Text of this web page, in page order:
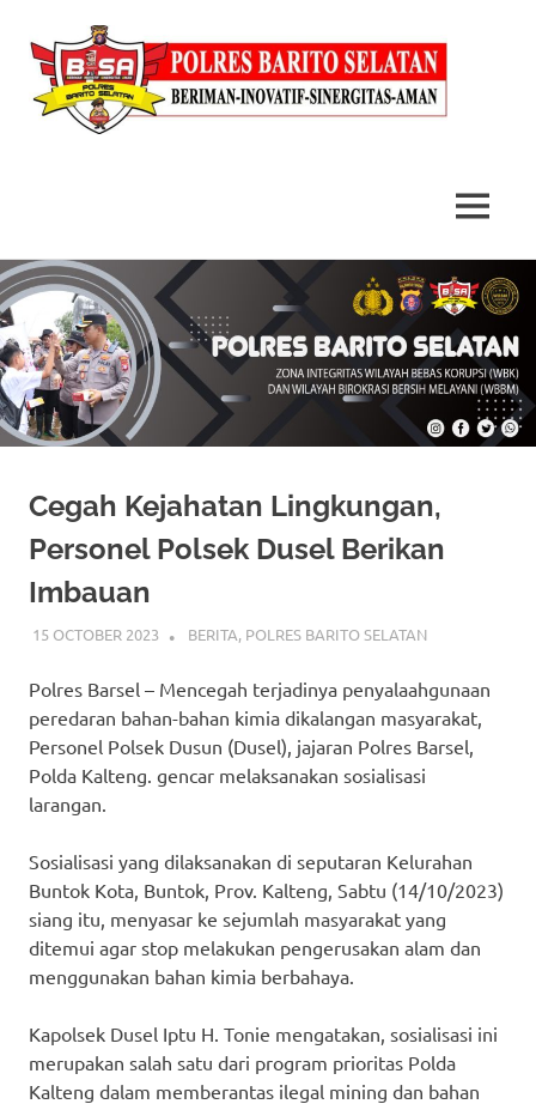
Skip
to
content
MENU
Cegah Kejahatan Lingkungan,
Personel Polsek Dusel Berikan
Imbauan
15 OCTOBER 2023 ADMIN_POLRESBARSEL
BERITA, POLRES BARITO SELATAN
Polres Barsel – Mencegah terjadinya penyalaahgunaan
peredaran bahan-bahan kimia dikalangan masyarakat,
Personel Polsek Dusun (Dusel), jajaran Polres Barsel,
Polda Kalteng. gencar melaksanakan sosialisasi
larangan.
Sosialisasi yang dilaksanakan di seputaran Kelurahan
Buntok Kota, Buntok, Prov. Kalteng, Sabtu (14/10/2023)
siang itu, menyasar ke sejumlah masyarakat yang
ditemui agar stop melakukan pengerusakan alam dan
menggunakan bahan kimia berbahaya.
Kapolsek Dusel Iptu H. Tonie mengatakan, sosialisasi ini
merupakan salah satu dari program prioritas Polda
Kalteng dalam memberantas ilegal mining dan bahan